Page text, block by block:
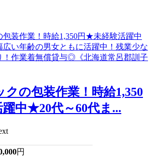
の包装作業！時給1,350
中★20代～60代ま...
円